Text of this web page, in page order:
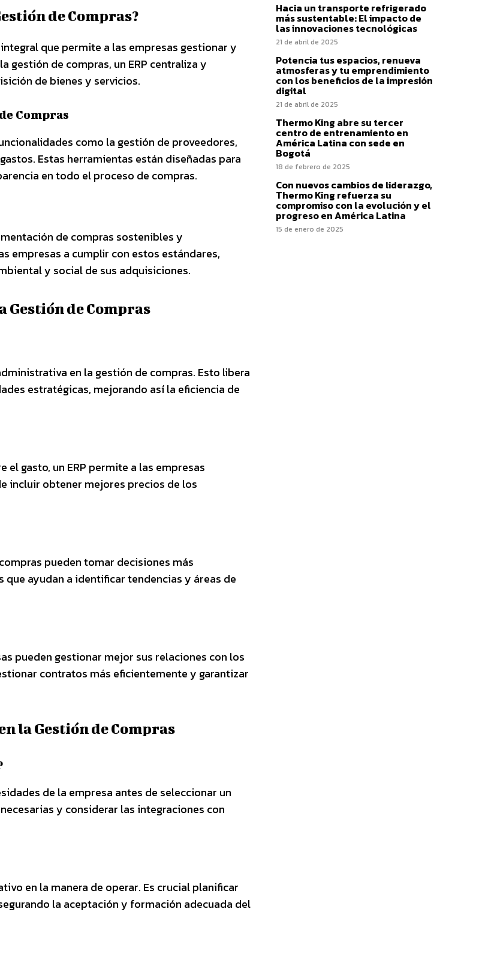
de Compras?
que permite a las empresas gestionar y
gestión de compras, un ERP centraliza y
de bienes y servicios.
Compras
como la gestión de proveedores,
Estas herramientas están diseñadas para
en todo el proceso de compras.
de compras sostenibles y
empresas a cumplir con estos estándares,
y social de sus adquisiciones.
Gestión de Compras
en la gestión de compras. Esto libera
estratégicas, mejorando así la eficiencia de
gasto, un ERP permite a las empresas
incluir obtener mejores precios de los
pueden tomar decisiones más
ayudan a identificar tendencias y áreas de
pueden gestionar mejor sus relaciones con los
contratos más eficientemente y garantizar
la Gestión de Compras
de la empresa antes de seleccionar un
y considerar las integraciones con
en la manera de operar. Es crucial planificar
la aceptación y formación adecuada del
Hacia un transporte refrigerado
más sustentable: El impacto de
las innovaciones tecnológicas
21 de abril de 2025
Potencia tus espacios, renueva
atmosferas y tu emprendimiento
con los beneficios de la impresión
digital
21 de abril de 2025
Thermo King abre su tercer
centro de entrenamiento en
América Latina con sede en
Bogotá
18 de febrero de 2025
Con nuevos cambios de liderazgo,
Thermo King refuerza su
compromiso con la evolución y el
progreso en América Latina
15 de enero de 2025